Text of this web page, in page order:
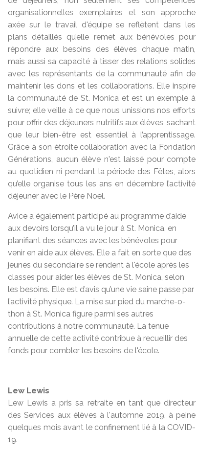
organisationnelles exemplaires et son approche
axée sur le travail d'équipe se reflètent dans les
plans détaillés qu’elle remet aux bénévoles pour
répondre aux besoins des élèves chaque matin,
mais aussi sa capacité à tisser des relations solides
avec les représentants de la communauté afin de
maintenir les dons et les collaborations. Elle inspire
la communauté de St. Monica et est un exemple à
suivre; elle veille à ce que nous unissions nos efforts
pour offrir des déjeuners nutritifs aux élèves, sachant
que leur bien-être est essentiel à l’apprentissage.
Grâce à son étroite collaboration avec la Fondation
Générations, aucun élève n'est laissé pour compte
au quotidien ni pendant la période des Fêtes, alors
qu’elle organise tous les ans en décembre l’activité
déjeuner avec le Père Noël.
Avice a également participé au programme d’aide
aux devoirs lorsqu’il a vu le jour à St. Monica, en
planifiant des séances avec les bénévoles pour
venir en aide aux élèves. Elle a fait en sorte que des
jeunes du secondaire se rendent à l'école après les
classes pour aider les élèves de St. Monica, selon
les besoins. Elle est d’avis qu’une vie saine passe par
l’activité physique. La mise sur pied du marche-o-
thon à St. Monica figure parmi ses autres
contributions à notre communauté. La tenue
annuelle de cette activité contribue à recueillir des
fonds pour combler les besoins de l'école.
Lew Lewis
Lew Lewis a pris sa retraite en tant que directeur
des Services aux élèves à l'automne 2019, à peine
quelques mois avant le confinement lié à la COVID-
19.